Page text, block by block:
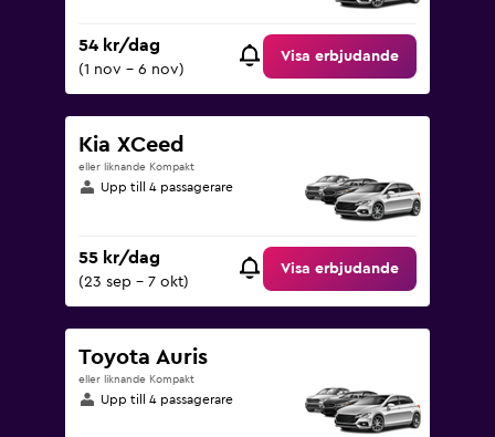
54 kr/dag
(1 nov - 6 nov)
Visa erbjudande
Kia XCeed
eller liknande Kompakt
Upp till 4 passagerare
55 kr/dag
(23 sep - 7 okt)
Visa erbjudande
Toyota Auris
eller liknande Kompakt
Upp till 4 passagerare